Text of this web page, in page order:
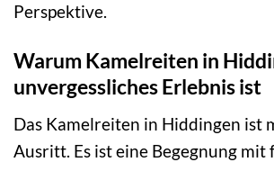
Perspektive.
Warum Kamelreiten in
unvergessliches Erlebnis ist
Das Kamelreiten in Hiddingen ist
Ausritt. Es ist eine Begegnung mit